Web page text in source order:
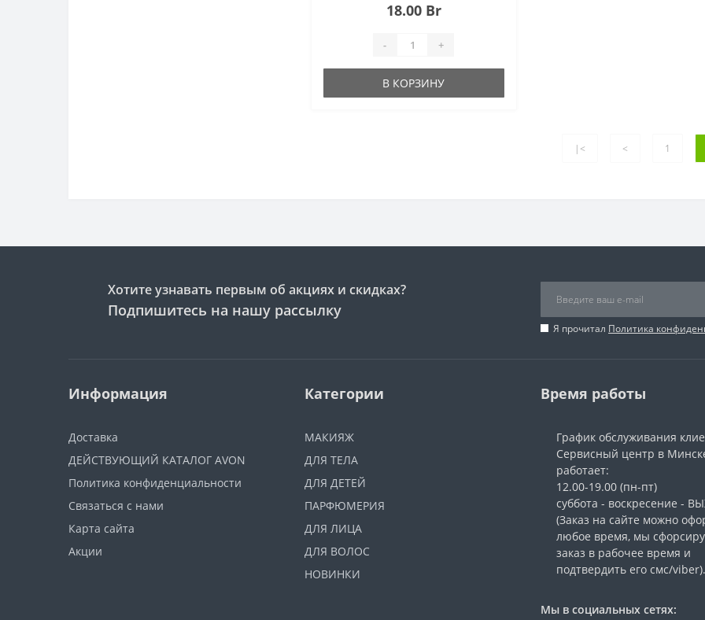
18.00 Br
- +
В КОРЗИНУ
|< < 1
Хотите узнавать первым об акциях и скидках?
Подпишитесь на нашу рассылку
Я прочитал Политика
Информация
Доставка
ДЕЙСТВУЮЩИЙ КАТАЛОГ AVON
Политика конфиденциальности
Связаться с нами
Карта сайта
Акции
Категории
МАКИЯЖ
ДЛЯ ТЕЛА
ДЛЯ ДЕТЕЙ
ПАРФЮМЕРИЯ
ДЛЯ ЛИЦА
ДЛЯ ВОЛОС
НОВИНКИ
Время работы
График обслуживания
Сервисный центр в
работает:
12.00-19.00 (пн-пт)
суббота - воскресение -
(Заказ на сайте можно
любое время, мы
заказ в рабочее время и
подтвердить его смс/viber).
Мы в социальных сетях: